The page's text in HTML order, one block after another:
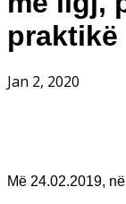
praktikë
Jan 2, 2020
Më 24.02.2019, në